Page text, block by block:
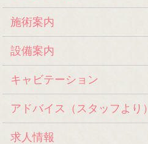
施術案内
設備案内
キャビテーション
アドバイス（スタッフより）
求人情報